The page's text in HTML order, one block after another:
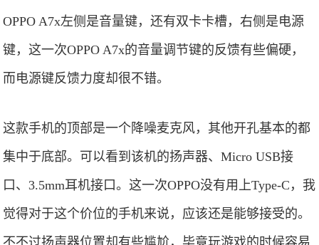
OPPO A7x左侧是音量键，还有双卡卡槽，右侧是电源
键，这一次OPPO A7x的音量调节键的反馈有些偏硬，
而电源键反馈力度却很不错。
这款手机的顶部是一个降噪麦克风，其他开孔基本的都
集中于底部。可以看到该机的扬声器、Micro USB接
口、3.5mm耳机接口。这一次OPPO没有用上Type-C，我
觉得对于这个价位的手机来说，应该还是能够接受的。
不不过扬声器位置却有些尴尬，毕竟玩游戏的时候容易